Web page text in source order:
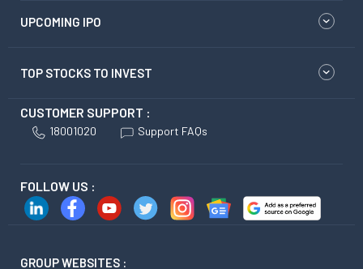
UPCOMING IPO
TOP STOCKS TO INVEST
CUSTOMER SUPPORT :
18001020 Support FAQs
FOLLOW US :
GROUP WEBSITES :